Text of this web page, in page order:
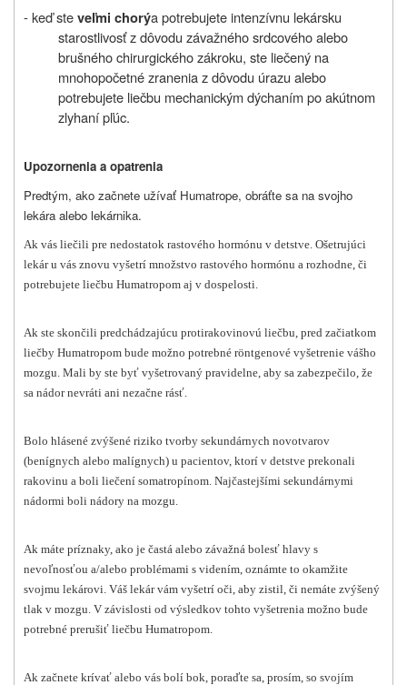
- keď steveľmi chorýa potrebujete intenzívnu lekársku
starostlivosť z dôvodu závažného srdcového alebo
brušného chirurgického zákroku, ste liečený na
mnohopočetné zranenia z dôvodu úrazu alebo
potrebujete liečbu mechanickým dýchaním po akútnom
zlyhaní pľúc.
Upozornenia a opatrenia
Predtým, ako začnete užívať Humatrope, obráťte sa na svojho
lekára alebo lekárnika.
Ak vás liečili pre nedostatok rastového hormónu v detstve. Ošetrujúci
lekár u vás znovu vyšetrí množstvo rastového hormónu a rozhodne, či
potrebujete liečbu Humatropom aj v dospelosti.
Ak ste skončili predchádzajúcu protirakovinovú liečbu, pred začiatkom
liečby Humatropom bude možno potrebné röntgenové vyšetrenie vášho
mozgu. Mali by ste byť vyšetrovaný pravidelne, aby sa zabezpečilo, že
sa nádor nevráti ani nezačne rásť.
Bolo hlásené zvýšené riziko tvorby sekundárnych novotvarov
(benígnych alebo malígnych) u pacientov, ktorí v detstve prekonali
rakovinu a boli liečení somatropínom. Najčastejšími sekundárnymi
nádormi boli nádory na mozgu.
Ak máte príznaky, ako je častá alebo závažná bolesť hlavy s
nevoľnosťou a/alebo problémami s videním, oznámte to okamžite
svojmu lekárovi. Váš lekár vám vyšetrí oči, aby zistil, či nemáte zvýšený
tlak v mozgu. V závislosti od výsledkov tohto vyšetrenia možno bude
potrebné prerušiť liečbu Humatropom.
Ak začnete krívať alebo vás bolí bok, poraďte sa, prosím, so svojím